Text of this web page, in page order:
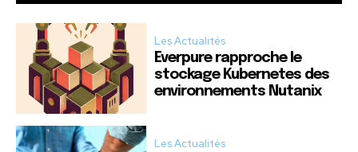
Les Actualités
Everpure rapproche le
stockage Kubernetes des
environnements Nutanix
Les Actualités